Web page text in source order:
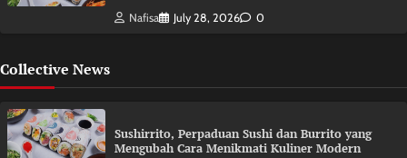
Nafisa July 28, 2026 0
Collective News
Sushirrito, Perpaduan Sushi dan Burrito yang
Mengubah Cara Menikmati Kuliner Modern